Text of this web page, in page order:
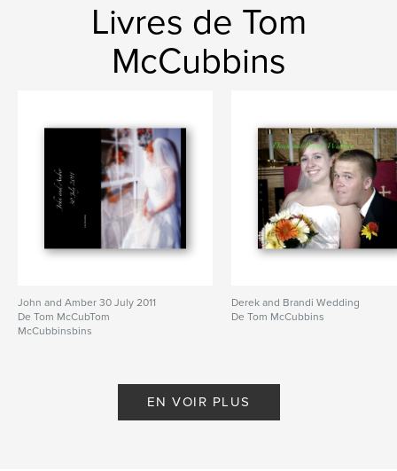
Livres de Tom
McCubbins
John and Amber 30 July 2011
De Tom McCubTom
McCubbinsbins
Derek and Brandi Wedding
De Tom McCubbins
EN VOIR PLUS